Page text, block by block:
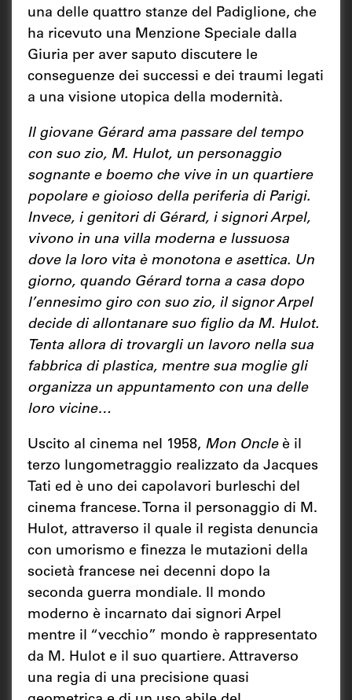
una delle quattro stanze del Padiglione, che
ha ricevuto una Menzione Speciale dalla
Giuria per aver saputo discutere le
conseguenze dei successi e dei traumi legati
a una visione utopica della modernità.
Il giovane Gérard ama passare del tempo
con suo zio, M. Hulot, un personaggio
sognante e boemo che vive in un quartiere
popolare e gioioso della periferia di Parigi.
Invece, i genitori di Gérard, i signori Arpel,
vivono in una villa moderna e lussuosa
dove la loro vita è monotona e asettica. Un
giorno, quando Gérard torna a casa dopo
l’ennesimo giro con suo zio, il signor Arpel
decide di allontanare suo figlio da M. Hulot.
Tenta allora di trovargli un lavoro nella sua
fabbrica di plastica, mentre sua moglie gli
organizza un appuntamento con una delle
loro vicine…
Uscito al cinema nel 1958, Mon Oncleè il
terzo lungometraggio realizzato da Jacques
Tati ed è uno dei capolavori burleschi del
cinema francese. Torna il personaggio di M.
Hulot, attraverso il quale il regista denuncia
con umorismo e finezza le mutazioni della
società francese nei decenni dopo la
seconda guerra mondiale. Il mondo
moderno è incarnato dai signori Arpel
mentre il “vecchio” mondo è rappresentato
da M. Hulot e il suo quartiere. Attraverso
una regia di una precisione quasi